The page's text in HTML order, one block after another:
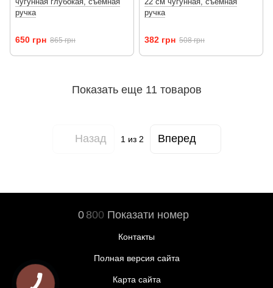
ручка
650 грн 865 грн
ручка
382 грн 508 грн
Показать еще 11 товаров
Назад 1 из 2 Вперед
0 800 Показати номер
Контакты
Полная версия сайта
Карта сайта